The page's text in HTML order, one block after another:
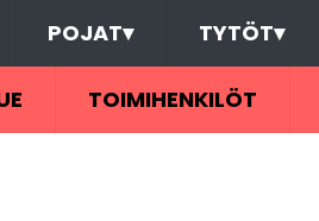
POJAT▾ TYTÖT▾
TOIMIHENKILÖT